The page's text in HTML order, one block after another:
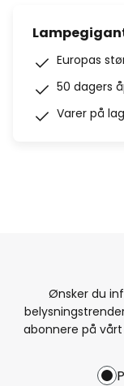
Europas
50 dagers
Varer på
Ønsker du
abonnere på